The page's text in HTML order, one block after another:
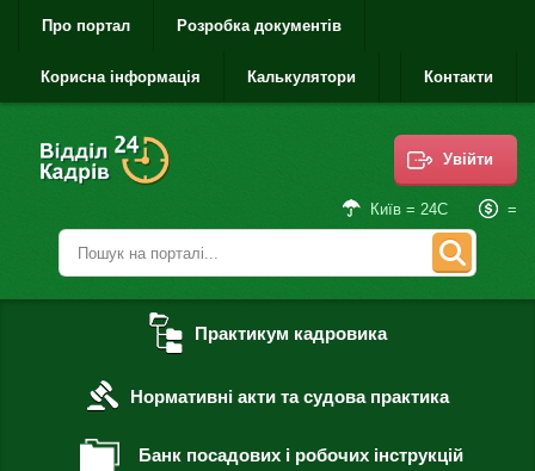
Про портал Розробка документів
Корисна інформація Калькулятори Контакти
Увійти
Київ = 24С =
Практикум кадровика
Нормативні акти та судова практика
Банк посадових і робочих інструкцій